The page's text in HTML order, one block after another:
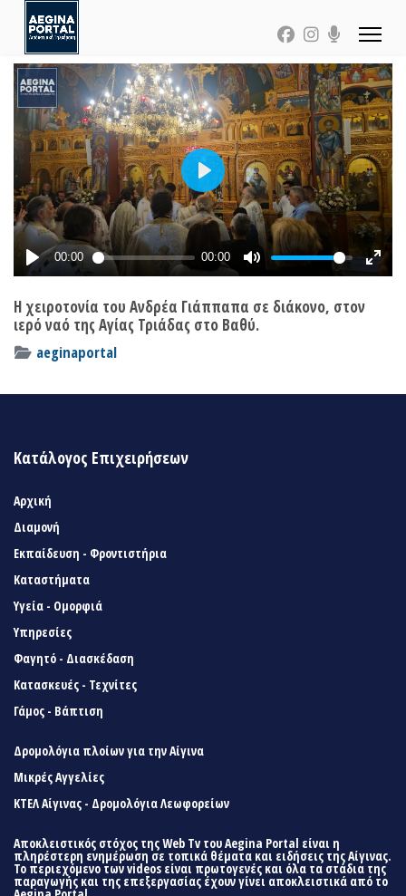
Η χειροτονία του Ανδρέα Γιάππαπα σε διάκονο, στον
ιερό ναό της Αγίας Τριάδας στο Βαθύ.
aeginaportal
Κατάλογος Επιχειρήσεων
Αρχική
Διαμονή
Εκπαίδευση - Φροντιστήρια
Καταστήματα
Υγεία - Ομορφιά
Υπηρεσίες
Φαγητό - Διασκέδαση
Κατασκευές - Τεχνίτες
Γάμος - Βάπτιση
Δρομολόγια πλοίων για την Αίγινα
Μικρές Αγγελίες
ΚΤΕΛ Αίγινας - Δρομολόγια Λεωφορείων
Αποκλειστικός στόχος της Web Tv του Aegina Portal είναι η
πληρέστερη ενημέρωση σε τοπικά θέματα και ειδήσεις της Αίγινας.
Το περιεχόμενο των videos είναι πρωτογενές και όλα τα στάδια της
παραγωγής και της επεξεργασίας έχουν γίνει αποκλειστικά από το